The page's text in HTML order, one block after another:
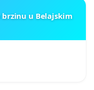
brzinu u Belajskim